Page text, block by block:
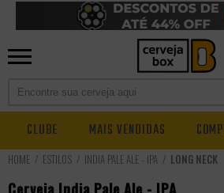
CLUBE MAIS VENDIDAS
ESTILOS INDIA PALE ALE - IPA LONG NECK